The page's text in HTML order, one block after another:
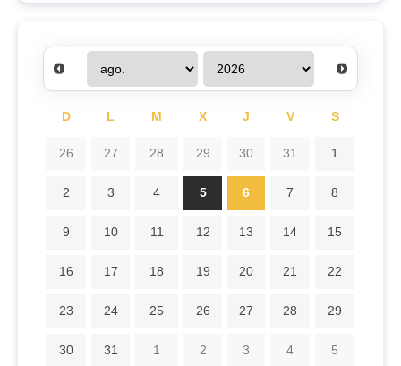
D L M X J V
S
26
27 28 29 30 31
1
2
3 4 5 6 7
8
9
10 11 12 13 14
15
16
17 18 19 20 21
22
23
24 25 26 27 28
29
30
31 1 2 3 4 5